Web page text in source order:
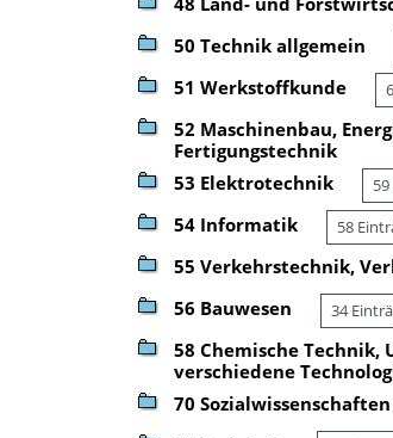
50 Technik allgemein
51 Werkstoffkunde
52 Maschinenbau,
Fertigungstechnik
53 Elektrotechnik
54 Informatik 58
55 Verkehrstechnik,
56 Bauwesen 34
58 Chemische
verschiedene
70